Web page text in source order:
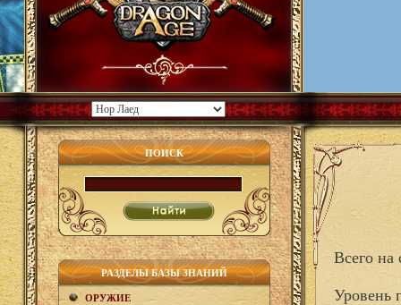
ПОИСК
РАЗДЕЛЫ БАЗЫ ЗНАНИЙ
ОРУЖИЕ
Всего на
Уровень